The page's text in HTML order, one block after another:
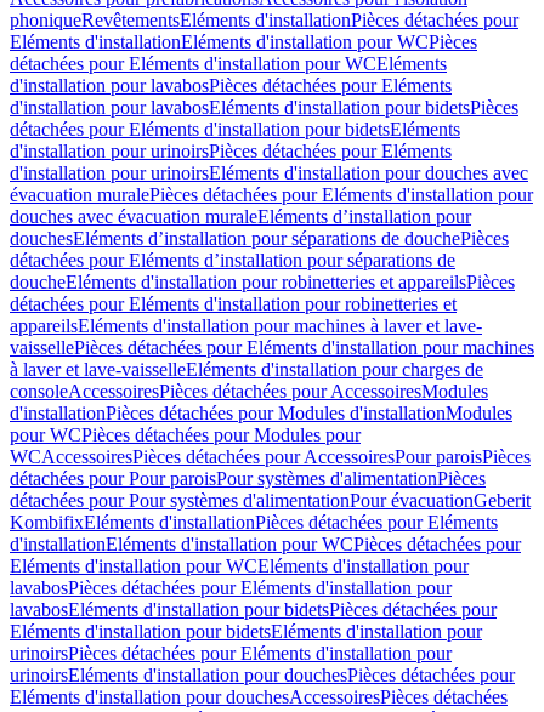
phoniqueRevêtementsEléments d'installationPièces détachées pour
Eléments d'installationEléments d'installation pour WCPièces
détachées pour Eléments d'installation pour WCEléments
d'installation pour lavabosPièces détachées pour Eléments
d'installation pour lavabosEléments d'installation pour bidetsPièces
détachées pour Eléments d'installation pour bidetsEléments
d'installation pour urinoirsPièces détachées pour Eléments
d'installation pour urinoirsEléments d'installation pour douches avec
évacuation muralePièces détachées pour Eléments d'installation pour
douches avec évacuation muraleEléments d’installation pour
douchesEléments d’installation pour séparations de douchePièces
détachées pour Eléments d’installation pour séparations de
doucheEléments d'installation pour robinetteries et appareilsPièces
détachées pour Eléments d'installation pour robinetteries et
appareilsEléments d'installation pour machines à laver et lave-
vaissellePièces détachées pour Eléments d'installation pour machines
à laver et lave-vaisselleEléments d'installation pour charges de
consoleAccessoiresPièces détachées pour AccessoiresModules
d'installationPièces détachées pour Modules d'installationModules
pour WCPièces détachées pour Modules pour
WCAccessoiresPièces détachées pour AccessoiresPour paroisPièces
détachées pour Pour paroisPour systèmes d'alimentationPièces
détachées pour Pour systèmes d'alimentationPour évacuationGeberit
KombifixEléments d'installationPièces détachées pour Eléments
d'installationEléments d'installation pour WCPièces détachées pour
Eléments d'installation pour WCEléments d'installation pour
lavabosPièces détachées pour Eléments d'installation pour
lavabosEléments d'installation pour bidetsPièces détachées pour
Eléments d'installation pour bidetsEléments d'installation pour
urinoirsPièces détachées pour Eléments d'installation pour
urinoirsEléments d'installation pour douchesPièces détachées pour
Eléments d'installation pour douchesAccessoiresPièces détachées